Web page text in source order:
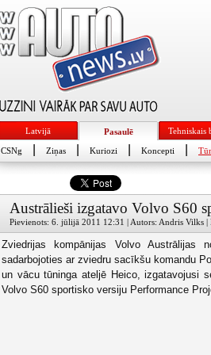
Latvijā Pasaulē Tehniskais
CSNg Ziņas Kuriozi Koncepti
Austrālieši izgatavo Volvo S60
Pievienots: 6. jūlijā 2011 12:31 | Autors: Andris Vilks |
Zviedrijas kompānijas Volvo Austrālijas
sadarbojoties ar zviedru sacīkšu komandu
un vācu tūninga ateljē Heico, izgatavojusi
Volvo S60 sportisko versiju Performance